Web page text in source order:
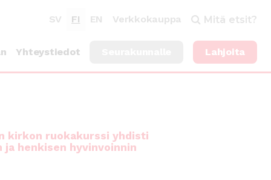
SV FI EN Verkkokauppa Mitä etsit?
Yhteystiedot Lahjoita
kirkon ruokakurssi yhdisti
ja henkisen hyvinvoinnin